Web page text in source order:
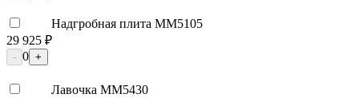
Надгробная плита ММ5105
29 925 ₽
- 0 +
Лавочка ММ5430